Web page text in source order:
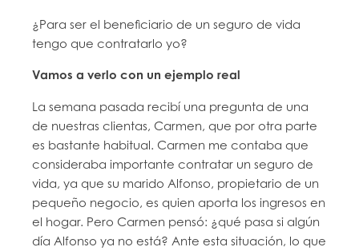
¿Para ser el beneficiario de un seguro de vida
tengo que contratarlo yo?
Vamos a verlo con un ejemplo real
La semana pasada recibí una pregunta de una
de nuestras clientas, Carmen, que por otra parte
es bastante habitual. Carmen me contaba que
consideraba importante contratar un seguro de
vida, ya que su marido Alfonso, propietario de un
pequeño negocio, es quien aporta los ingresos en
el hogar. Pero Carmen pensó: ¿qué pasa si algún
día Alfonso ya no está? Ante esta situación, lo que